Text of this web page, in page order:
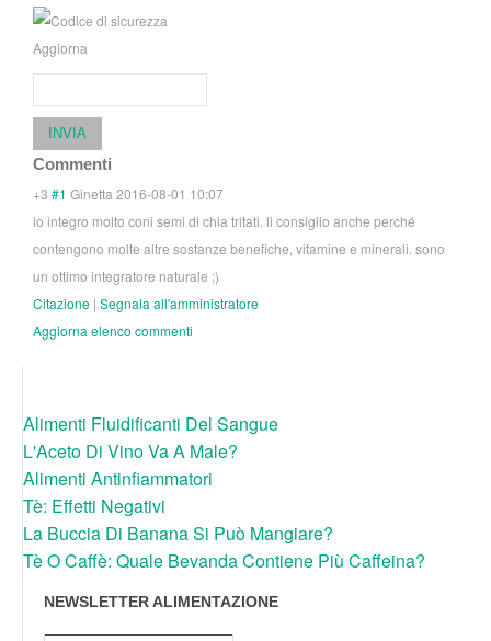
Aggiorna
INVIA
Commenti
+3 #1 Ginetta 2016-08-01 10:07
io integro molto coni semi di chia tritati. li consiglio anche perché
contengono molte altre sostanze benefiche, vitamine e minerali. sono
un ottimo integratore naturale ;)
Citazione | Segnala all'amministratore
Aggiorna elenco commenti
Alimenti Fluidificanti Del Sangue
L'Aceto Di Vino Va A Male?
Alimenti Antinfiammatori
Tè: Effetti Negativi
La Buccia Di Banana Si Può Mangiare?
Tè O Caffè: Quale Bevanda Contiene Più Caffeina?
NEWSLETTER ALIMENTAZIONE